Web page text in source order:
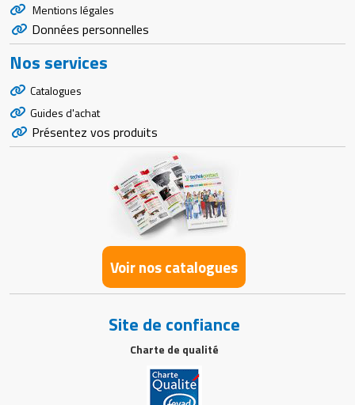
Mentions légales
Données personnelles
Nos services
Catalogues
Guides d'achat
Présentez vos produits
Voir nos catalogues
Site de confiance
Charte de qualité